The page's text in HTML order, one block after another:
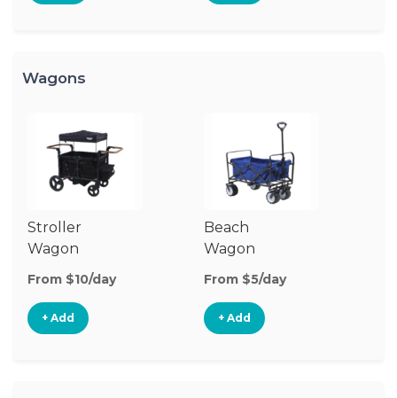
Wagons
Stroller
Wagon
From $10/day
+ Add
Beach
Wagon
From $5/day
+ Add